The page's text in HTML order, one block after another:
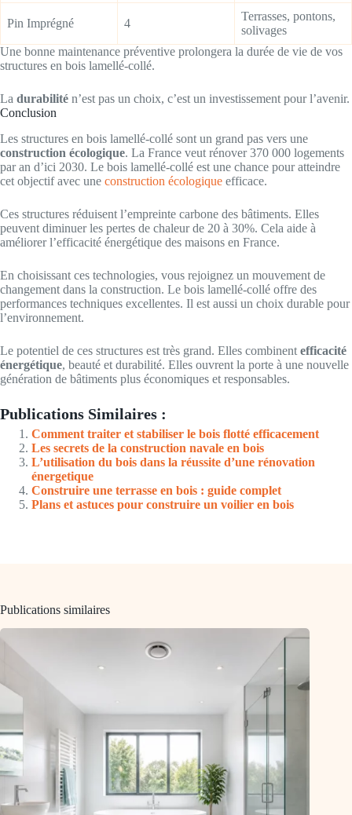
Pin Imprégné 4
Terrasses, pontons,
solivages
Une bonne maintenance préventive prolongera la durée de vie de vos
structures en bois lamellé-collé.
La durabilité n’est pas un choix, c’est un investissement pour l’avenir.
Conclusion
Les structures en bois lamellé-collé sont un grand pas vers une
construction écologique. La France veut rénover 370 000 logements
par an d’ici 2030. Le bois lamellé-collé est une chance pour atteindre
cet objectif avec une construction écologique efficace.
Ces structures réduisent l’empreinte carbone des bâtiments. Elles
peuvent diminuer les pertes de chaleur de 20 à 30%. Cela aide à
améliorer l’efficacité énergétique des maisons en France.
En choisissant ces technologies, vous rejoignez un mouvement de
changement dans la construction. Le bois lamellé-collé offre des
performances techniques excellentes. Il est aussi un choix durable pour
l’environnement.
Le potentiel de ces structures est très grand. Elles combinent efficacité
énergétique, beauté et durabilité. Elles ouvrent la porte à une nouvelle
génération de bâtiments plus économiques et responsables.
Publications Similaires :
Comment traiter et stabiliser le bois flotté efficacement
Les secrets de la construction navale en bois
L’utilisation du bois dans la réussite d’une rénovation
énergetique
Construire une terrasse en bois : guide complet
Plans et astuces pour construire un voilier en bois
Publications similaires